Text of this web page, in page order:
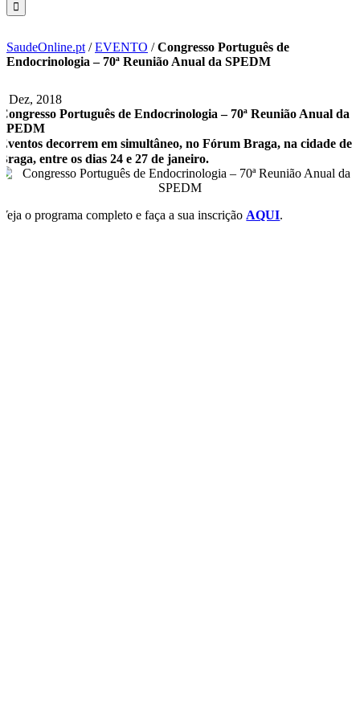
SaudeOnline.pt /EVENTO /Congresso Português de
Endocrinologia – 70ª Reunião Anual da SPEDM
6 Dez, 2018
Congresso Português de Endocrinologia – 70ª Reunião Anual da
SPEDM
Eventos decorrem em simultâneo, no Fórum Braga, na cidade de
Braga, entre os dias 24 e 27 de janeiro.
Veja o programa completo e faça a sua inscrição AQUI.